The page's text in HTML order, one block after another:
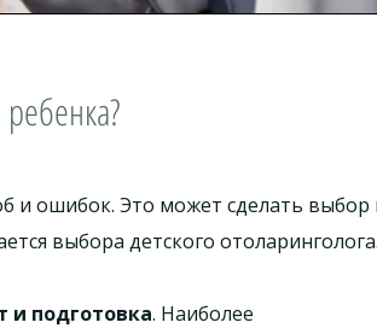
и ошибок. Это может сделать выбор
выбора детского
и подготовка. Наиболее